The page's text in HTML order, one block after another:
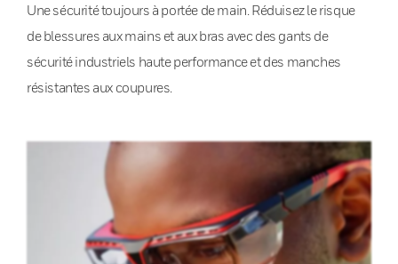
Une sécurité toujours à portée de main. Réduisez le risque
de blessures aux mains et aux bras avec des gants de
sécurité industriels haute performance et des manches
résistantes aux coupures.